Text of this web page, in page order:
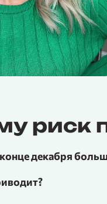
риск
декабря